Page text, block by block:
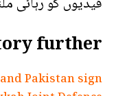
further
Pakistan sign